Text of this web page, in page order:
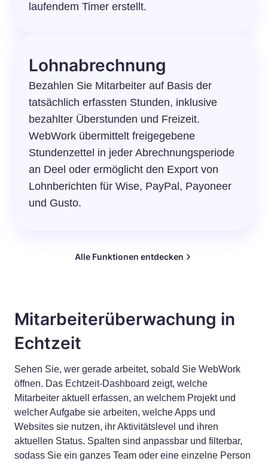
laufendem Timer erstellt.
Lohnabrechnung
Bezahlen Sie Mitarbeiter auf Basis der
tatsächlich erfassten Stunden, inklusive
bezahlter Überstunden und Freizeit.
WebWork übermittelt freigegebene
Stundenzettel in jeder Abrechnungsperiode
an Deel oder ermöglicht den Export von
Lohnberichten für Wise, PayPal, Payoneer
und Gusto.
Alle Funktionen entdecken
Mitarbeiterüberwachung in
Echtzeit
Sehen Sie, wer gerade arbeitet, sobald Sie WebWork
öffnen. Das Echtzeit-Dashboard zeigt, welche
Mitarbeiter aktuell erfassen, an welchem Projekt und
welcher Aufgabe sie arbeiten, welche Apps und
Websites sie nutzen, ihr Aktivitätslevel und ihren
aktuellen Status. Spalten sind anpassbar und filterbar,
sodass Sie ein ganzes Team oder eine einzelne Person